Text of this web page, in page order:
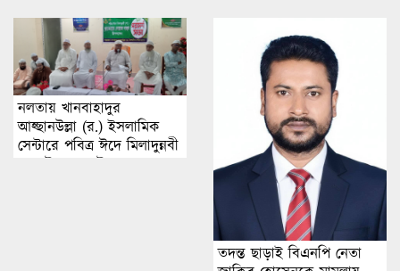
নলতায় খানবাহাদুর
আহ্ছানউল্লা (র.) ইসলামিক
সেন্টারে পবিত্র ঈদে মিলাদুন্নবী
(স.) উপযাপন উপলক্ষে
তদন্ত ছাড়াই বিএনপি নেতা